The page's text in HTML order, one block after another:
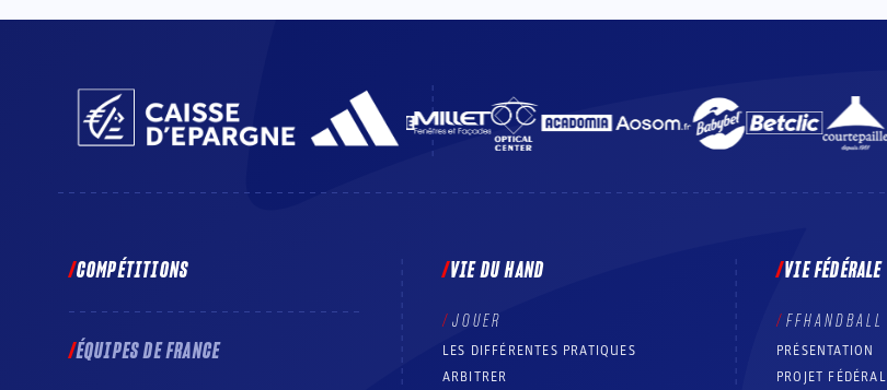
COMPÉTITIONS
ÉQUIPES DE FRANCE
VIE DU HAND
JOUER
LES DIFFÉRENTES PRATIQUES
ARBITRER
VIE FÉDÉRALE
FFHANDBALL
PRÉSENTATION
PROJET FÉDÉRAL